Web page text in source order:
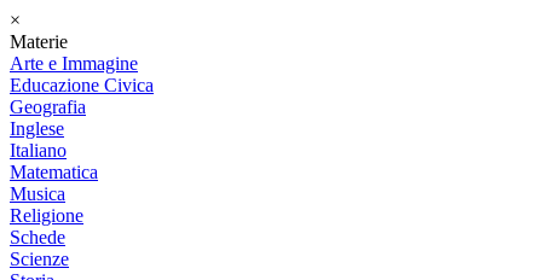
×
Materie
Arte e Immagine
Educazione Civica
Geografia
Inglese
Italiano
Matematica
Musica
Religione
Schede
Scienze